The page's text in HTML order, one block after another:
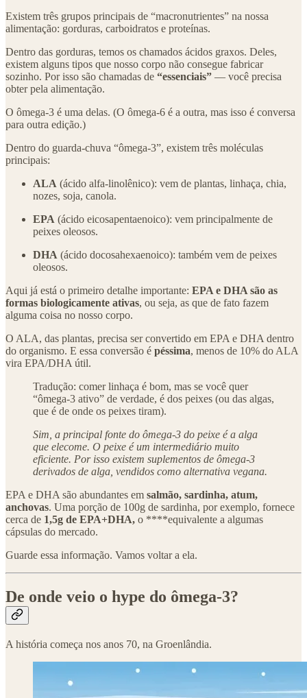
Existem três grupos principais de “macronutrientes” na nossa
alimentação: gorduras, carboidratos e proteínas.
Dentro das gorduras, temos os chamados ácidos graxos. Deles,
existem alguns tipos que nosso corpo não consegue fabricar
sozinho. Por isso são chamadas de “essenciais” — você precisa
obter pela alimentação.
O ômega-3 é uma delas. (O ômega-6 é a outra, mas isso é conversa
para outra edição.)
Dentro do guarda-chuva “ômega-3”, existem três moléculas
principais:
ALA (ácido alfa-linolênico): vem de plantas, linhaça, chia,
nozes, soja, canola.
EPA (ácido eicosapentaenoico): vem principalmente de
peixes oleosos.
DHA (ácido docosahexaenoico): também vem de peixes
oleosos.
Aqui já está o primeiro detalhe importante: EPA e DHA são as
formas biologicamente ativas, ou seja, as que de fato fazem
alguma coisa no nosso corpo.
O ALA, das plantas, precisa ser convertido em EPA e DHA dentro
do organismo. E essa conversão é péssima, menos de 10% do ALA
vira EPA/DHA útil.
Tradução: comer linhaça é bom, mas se você quer
“ômega-3 ativo” de verdade, é dos peixes (ou das algas,
que é de onde os peixes tiram).
Sim, a principal fonte do ômega-3 do peixe é a alga
que elecome. O peixe é um intermediário muito
eficiente. Por isso existem suplementos de ômega-3
derivados de alga, vendidos como alternativa vegana.
EPA e DHA são abundantes em salmão, sardinha, atum,
anchovas. Uma porção de 100g de sardinha, por exemplo, fornece
cerca de 1,5g de EPA+DHA, o ****equivalente a algumas
cápsulas do mercado.
Guarde essa informação. Vamos voltar a ela.
De onde veio o hype do ômega-3?
A história começa nos anos 70, na Groenlândia.